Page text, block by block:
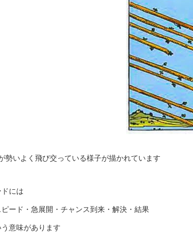
勢いよく飛び交っている様子が描かれています
には
ード・急展開・チャンス到来・解決・結果
意味があります